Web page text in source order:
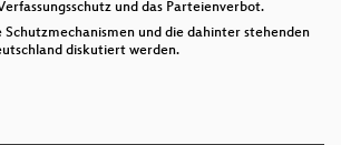
und das Parteienverbot.
Schutzmechanismen und die dahinter stehenden
diskutiert werden.